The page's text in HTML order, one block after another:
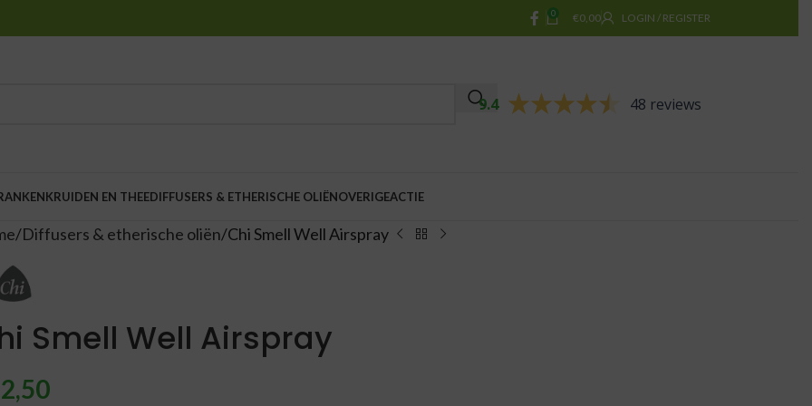
0 €0,00 LOGIN / REGISTER
9.4 48 reviews
KRUIDEN EN THEEDIFFUSERS & ETHERISCHE OLIËNOVERIGEACTIE
Diffusers & etherische oliën Chi Smell Well Airspray
Smell Well Airspray